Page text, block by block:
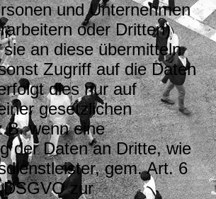
und Unternehmen
oder Dritten)
an diese übermitteln
Zugriff auf die Daten
dies nur auf
gesetzlichen
wenn eine
der Daten an Dritte, wie
gem. Art. 6
zur